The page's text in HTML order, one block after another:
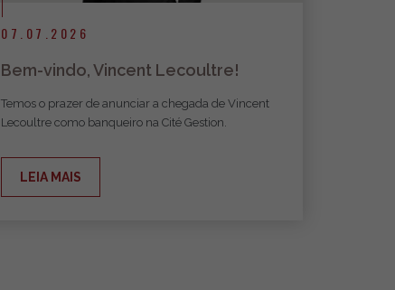
07.07.2026
Bem-vindo, Vincent Lecoultre!
Temos o prazer de anunciar a chegada de Vincent
Lecoultre como banqueiro na Cité Gestion.
LEIA MAIS